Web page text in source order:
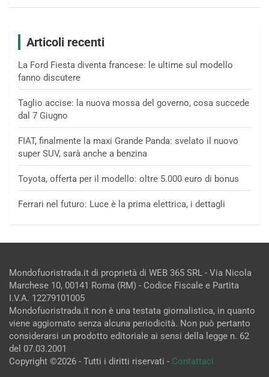
Articoli recenti
La Ford Fiesta diventa francese: le ultime sul modello
fanno discutere
Taglio accise: la nuova mossa del governo, cosa succede
dal 7 Giugno
FIAT, finalmente la maxi Grande Panda: svelato il nuovo
super SUV, sarà anche a benzina
Toyota, offerta per il modello: oltre 5.000 euro di bonus
Ferrari nel futuro: Luce è la prima elettrica, i dettagli
Mondofuoristrada.it di proprietà di WEB 365 SRL - Via Nicola
Marchese 10, 00141 Roma (RM) - Codice Fiscale e Partita
I.V.A. 12279101005
Mondofuoristrada.it non è una testata giornalistica, in quanto
viene aggiornato senza alcuna periodicità. Non può pertanto
considerarsi un prodotto editoriale ai sensi della legge n. 62
del 07.03.2001
Copyright ©2026 - Tutti i diritti riservati - Contattaci